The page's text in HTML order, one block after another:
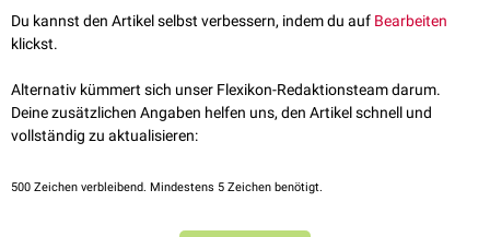
medici (9. überarbeitete und erweiterte Ausgabe), Thieme, 2020
Du kannst den Artikel selbst verbessern, indem du auf Bearbeiten
klickst.
Alternativ kümmert sich unser Flexikon-Redaktionsteam darum.
Deine zusätzlichen Angaben helfen uns, den Artikel schnell und
vollständig zu aktualisieren:
500 Zeichen verbleibend. Mindestens 5 Zeichen benötigt.